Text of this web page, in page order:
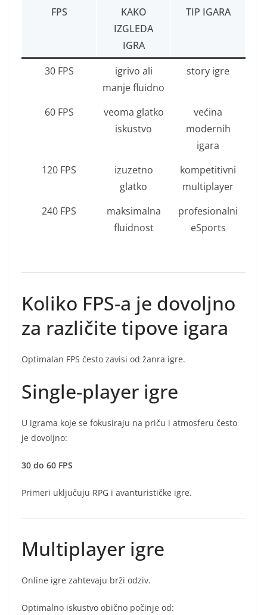
FPS
KAKO
IZGLEDA
IGRA
TIP IGARA
30 FPS
igrivo ali
manje fluidno
story igre
60 FPS
veoma glatko
iskustvo
većina
modernih
igara
120 FPS
izuzetno
glatko
kompetitivni
multiplayer
240 FPS
maksimalna
fluidnost
profesionalni
eSports
Koliko FPS-a je dovoljno
za različite tipove igara
Optimalan FPS često zavisi od žanra igre.
Single-player igre
U igrama koje se fokusiraju na priču i atmosferu često
je dovoljno:
30 do 60 FPS
Primeri uključuju RPG i avanturističke igre.
Multiplayer igre
Online igre zahtevaju brži odziv.
Optimalno iskustvo obično počinje od: